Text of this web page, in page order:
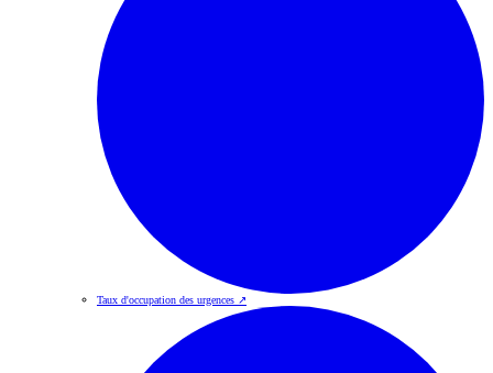
Taux d'occupation des urgences ↗